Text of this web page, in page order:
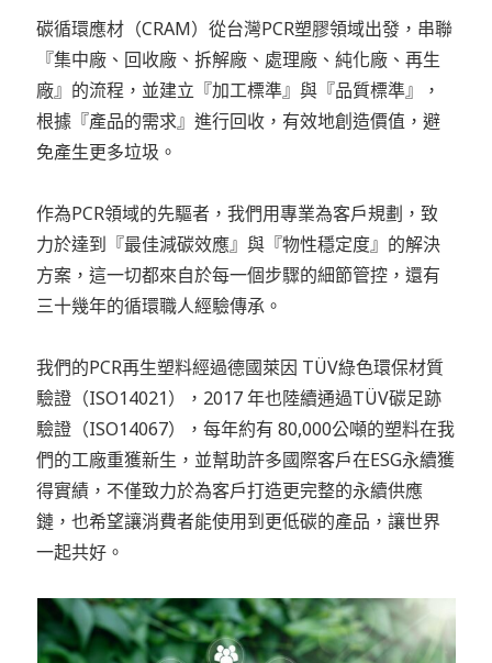
碳循環應材（CRAM）從台灣PCR塑膠領域出發，串聯
『集中廠、回收廠、拆解廠、處理廠、純化廠、再生
廠』的流程，並建立『加工標準』與『品質標準』，
根據『產品的需求』進行回收，有效地創造價值，避
免產生更多垃圾。
作為PCR領域的先驅者，我們用專業為客戶規劃，致
力於達到『最佳減碳效應』與『物性穩定度』的解決
方案，這一切都來自於每一個步驟的細節管控，還有
三十幾年的循環職人經驗傳承。
我們的PCR再生塑料經過德國萊因 TÜV綠色環保材質
驗證（ISO14021），2017 年也陸續通過TÜV碳足跡
驗證（ISO14067），每年約有 80,000公噸的塑料在我
們的工廠重獲新生，並幫助許多國際客戶在ESG永續獲
得實績，不僅致力於為客戶打造更完整的永續供應
鏈，也希望讓消費者能使用到更低碳的產品，讓世界
一起共好。